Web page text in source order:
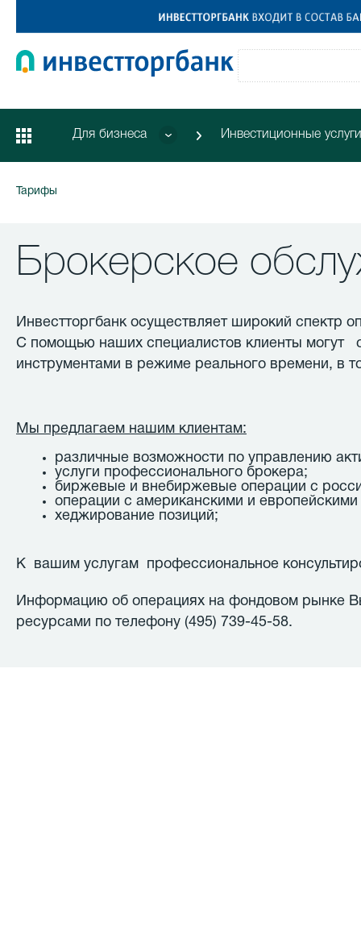
Для бизнеса Инвестиционные услуги
Тарифы
Брокерское
Инвестторгбанк осуществляет широкий
С помощью наших специалистов клиенты могут
инструментами в режиме реального времени, в
Мы предлагаем нашим клиентам:
различные возможности по управлению
услуги профессионального брокера;
биржевые и внебиржевые операции с
операции с американскими и
хеджирование позиций;
К вашим услугам профессиональное
Информацию об операциях на фондовом рынке
ресурсами по телефону (495) 739-45-58.